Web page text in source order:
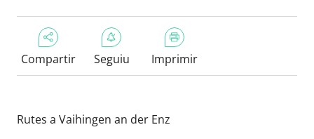
Compartir Seguiu Imprimir
Rutes a Vaihingen an der Enz